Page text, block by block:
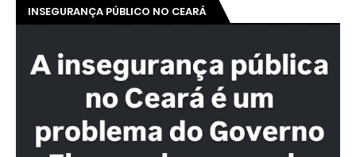
INSEGURANÇA PÚBLICO NO CEARÁ